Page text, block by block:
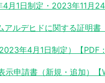
1日制定・2023年11月24
ルデヒドに関する証明書
年4月1日制定）【PDF：
申請書（新規・追加）【